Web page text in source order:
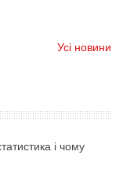
Усі новини
і чому